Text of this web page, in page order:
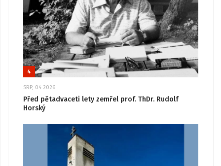
4
SRP, 04 2026
Před pětadvaceti lety zemřel prof. ThDr. Rudolf
Horský